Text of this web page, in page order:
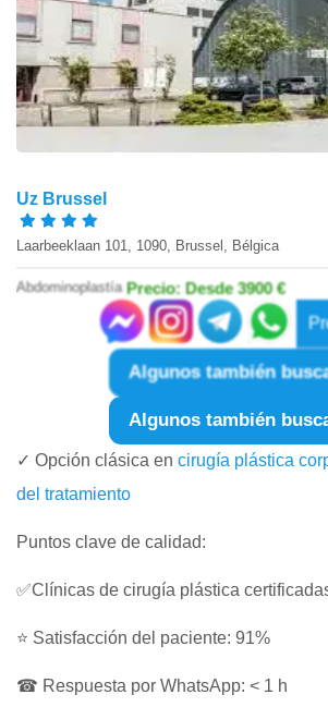
Uz Brussel
Laarbeeklaan 101, 1090, Brussel, Bélgica
Abdominoplastía Precio: Desde 3900 €
Algunos también
Algunos también
✓ Opción clásica en cirugía plástica
del tratamiento
Puntos clave de calidad:
✅Clínicas de cirugía plástica
⭐ Satisfacción del paciente: 91%
☎ Respuesta por WhatsApp: < 1 h